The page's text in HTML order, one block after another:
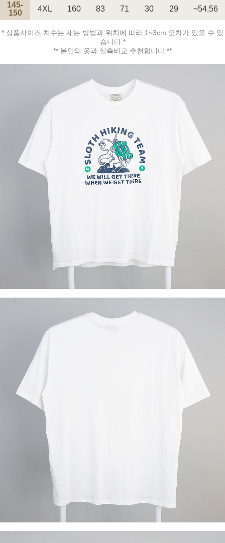
145-
150
4XL 160 83 71 30 29 ~54,56
* 상품사이즈 치수는 재는 방법과 위치에 따라 1~3cm 오차가 있을 수 있
습니다 *
** 본인의 옷과 실측비교 추천합니다 **